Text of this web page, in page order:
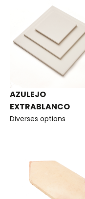
AZULEJO
EXTRABLANCO
Diverses options